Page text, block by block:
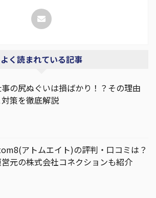
よく読まれている記事
の尻ぬぐいは損ばかり！？その理由
対策を徹底解説
アトムエイト)の評判・口コミは？
元の株式会社コネクションも紹介